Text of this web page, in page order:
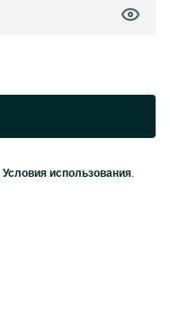
Условия использования.